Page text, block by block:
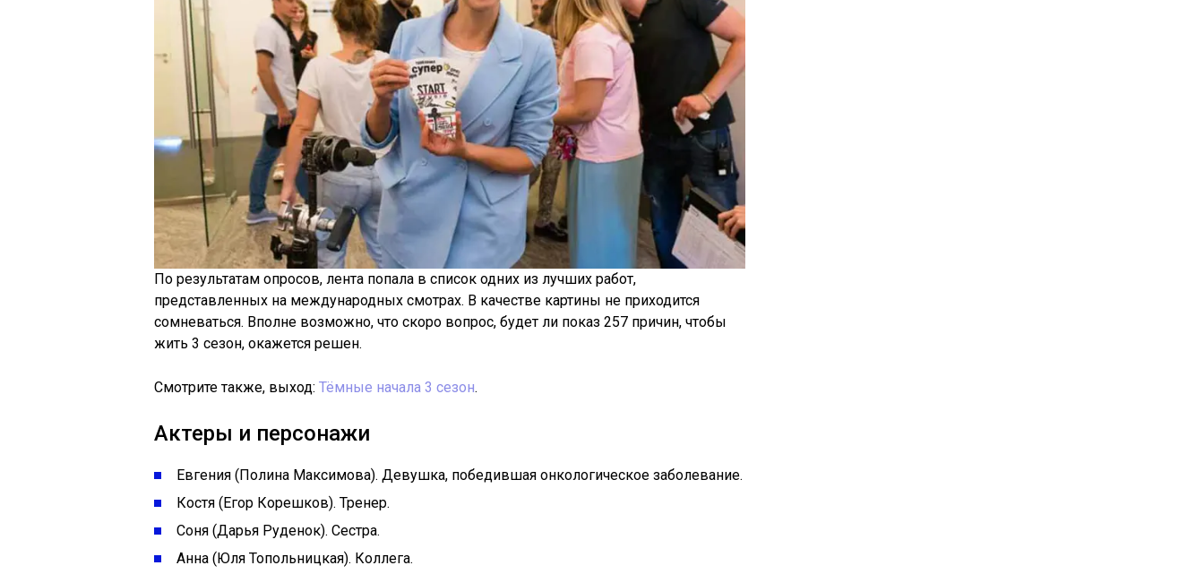
По результатам опросов, лента попала в список одних из лучших работ,
представленных на международных смотрах. В качестве картины не приходится
сомневаться. Вполне возможно, что скоро вопрос, будет ли показ 257 причин, чтобы
жить 3 сезон, окажется решен.
Смотрите также, выход: Тёмные начала 3 сезон.
Актеры и персонажи
Евгения (Полина Максимова). Девушка, победившая онкологическое заболевание.
Костя (Егор Корешков). Тренер.
Соня (Дарья Руденок). Сестра.
Анна (Юля Топольницкая). Коллега.